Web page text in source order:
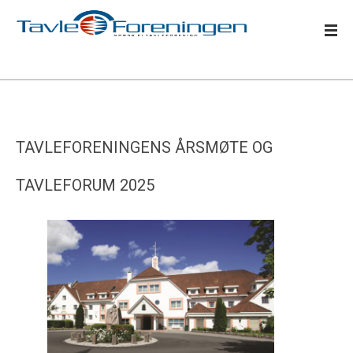
TAVLEFORENINGENS ÅRSMØTE OG
TAVLEFORUM 2025